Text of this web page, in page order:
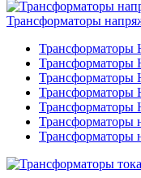
Трансформаторы
Трансформаторы
Трансформаторы